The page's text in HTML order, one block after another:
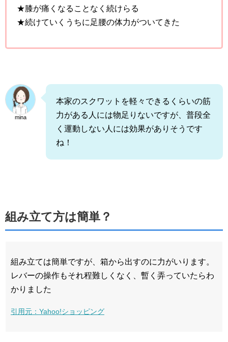
★膝が痛くなることなく続けらる
★続けていくうちに足腰の体力がついてきた
mina
本家のスクワットを軽々できるくらいの筋
力がある人には物足りないですが、普段全
く運動しない人には効果がありそうです
ね！
組み立て方は簡単？
組み立ては簡単ですが、箱から出すのに力がいります。
レバーの操作もそれ程難しくなく、暫く弄っていたらわ
かりました
引用元：Yahoo!ショッピング